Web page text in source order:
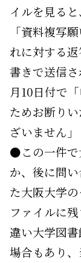
イルを見る
「資料複写
れに対する
書きで送信
月10日付で
ためお断り
ざいません」
●この一件で
か、後に問
た大阪大学
ファイルに
違い大学図
場合もあり